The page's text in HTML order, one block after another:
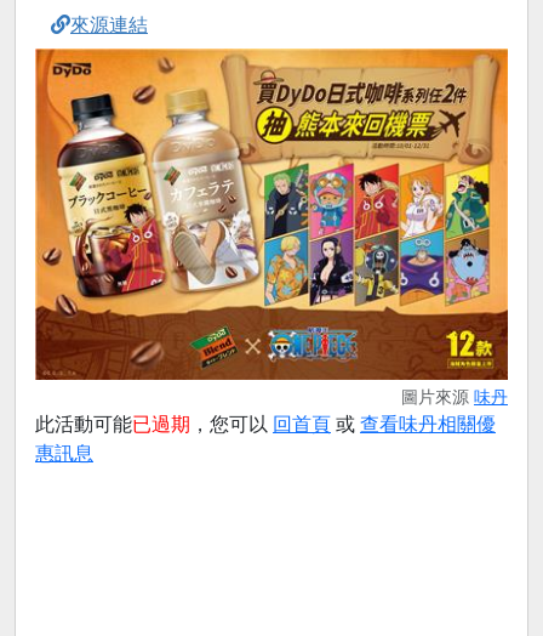
來源連結
圖片來源 味丹
此活動可能已過期 ，您可以 回首頁 或 查看味丹相關優
惠訊息